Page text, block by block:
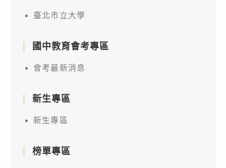
臺北市立大學
國中教育會考專區
會考最新消息
新生專區
新生專區
榜單專區